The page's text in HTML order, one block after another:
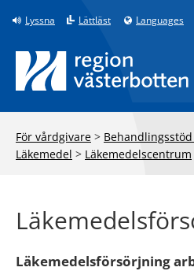
Till innehåll på sidan
Lyssna Lättläst Languages
För vårdgivare >
Läkemedel > Läkemedelscentrum
Läkemedelsförsörjning